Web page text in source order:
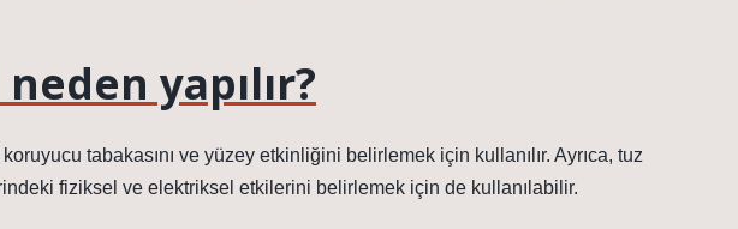
yapılır?
tabakasını ve yüzey etkinliğini belirlemek için kullanılır. Ayrıca, tuz
fiziksel ve elektriksel etkilerini belirlemek için de kullanılabilir.